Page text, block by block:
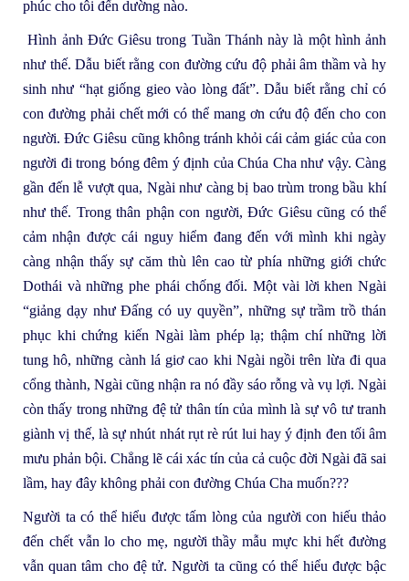
phúc cho tôi đến dường nào.
Hình ảnh Đức Giêsu trong Tuần Thánh này là một hình ảnh
như thế. Dẫu biết rằng con đường cứu độ phải âm thầm và hy
sinh như “hạt giống gieo vào lòng đất”. Dẫu biết rằng chỉ có
con đường phải chết mới có thể mang ơn cứu độ đến cho con
người. Đức Giêsu cũng không tránh khỏi cái cảm giác của con
người đi trong bóng đêm ý định của Chúa Cha như vậy. Càng
gần đến lễ vượt qua, Ngài như càng bị bao trùm trong bầu khí
như thế. Trong thân phận con người, Đức Giêsu cũng có thể
cảm nhận được cái nguy hiểm đang đến với mình khi ngày
càng nhận thấy sự căm thù lên cao từ phía những giới chức
Dothái và những phe phái chống đối. Một vài lời khen Ngài
“giảng dạy như Đấng có uy quyền”, những sự trầm trồ thán
phục khi chứng kiến Ngài làm phép lạ; thậm chí những lời
tung hô, những cành lá giơ cao khi Ngài ngồi trên lừa đi qua
cổng thành, Ngài cũng nhận ra nó đầy sáo rỗng và vụ lợi. Ngài
còn thấy trong những đệ tử thân tín của mình là sự vô tư tranh
giành vị thế, là sự nhút nhát rụt rè rút lui hay ý định đen tối âm
mưu phản bội. Chẳng lẽ cái xác tín của cả cuộc đời Ngài đã sai
lầm, hay đây không phải con đường Chúa Cha muốn???
Người ta có thể hiểu được tấm lòng của người con hiếu thảo
đến chết vẫn lo cho mẹ, người thầy mẫu mực khi hết đường
vẫn quan tâm cho đệ tử. Người ta cũng có thể hiểu được bậc